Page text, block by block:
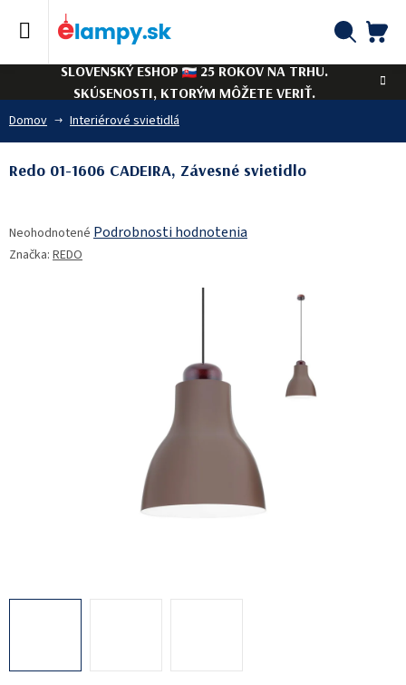
SLOVENSKÝ ESHOP
25 ROKOV NA TRHU.
SKÚSENOSTI, KTORÝM MÔŽETE VERIŤ.
Domov Interiérové svietidlá
Redo 01-1606 CADEIRA, Závesné svietidlo
hodnotenie
produktu
Neohodnotené Podrobnosti hodnotenia
Značka: REDO